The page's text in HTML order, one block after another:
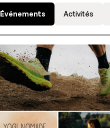
Événements Activités